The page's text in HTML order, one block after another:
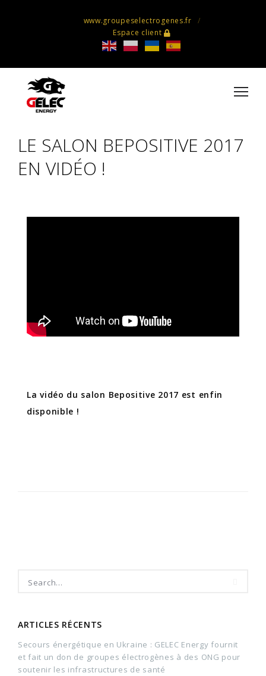
www.groupeselectrogenes.fr
Espace client
LE SALON BEPOSITIVE 2017
EN VIDÉO !
La vidéo du salon Bepositive 2017 est enfin
disponible !
ARTICLES RÉCENTS
Secours énergétique en Ukraine : GELEC Energy fournit
et fait un don de groupes électrogènes à des ONG pour
soutenir les infrastructures de santé